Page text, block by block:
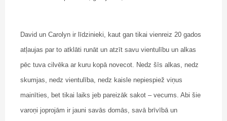
David un Carolyn ir līdzinieki, kaut gan tikai vienreiz 20 gados
atļaujas par to atklāti runāt un atzīt savu vientulību un alkas
pēc tuva cilvēka ar kuru kopā novecot. Nedz šīs alkas, nedz
skumjas, nedz vientulība, nedz kaisle nepiespiež viņus
mainīties, bet tikai laiks jeb pareizāk sakot – vecums. Abi šie
varoņi joprojām ir jauni savās domās, savā brīvībā un